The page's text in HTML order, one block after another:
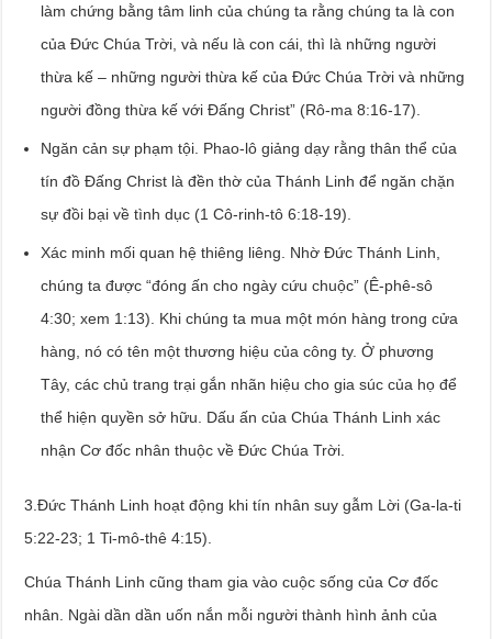
làm chứng bằng tâm linh của chúng ta rằng chúng ta là con
của Đức Chúa Trời, và nếu là con cái, thì là những người
thừa kế – những người thừa kế của Đức Chúa Trời và những
người đồng thừa kế với Đấng Christ” (Rô-ma 8:16-17).
Ngăn cản sự phạm tội. Phao-lô giảng dạy rằng thân thể của
tín đồ Đấng Christ là đền thờ của Thánh Linh để ngăn chặn
sự đồi bại về tình dục (1 Cô-rinh-tô 6:18-19).
Xác minh mối quan hệ thiêng liêng. Nhờ Đức Thánh Linh,
chúng ta được “đóng ấn cho ngày cứu chuộc” (Ê-phê-sô
4:30; xem 1:13). Khi chúng ta mua một món hàng trong cửa
hàng, nó có tên một thương hiệu của công ty. Ở phương
Tây, các chủ trang trại gắn nhãn hiệu cho gia súc của họ để
thể hiện quyền sở hữu. Dấu ấn của Chúa Thánh Linh xác
nhận Cơ đốc nhân thuộc về Đức Chúa Trời.
3.Đức Thánh Linh hoạt động khi tín nhân suy gẫm Lời (Ga-la-ti
5:22-23; 1 Ti-mô-thê 4:15).
Chúa Thánh Linh cũng tham gia vào cuộc sống của Cơ đốc
nhân. Ngài dần dần uốn nắn mỗi người thành hình ảnh của